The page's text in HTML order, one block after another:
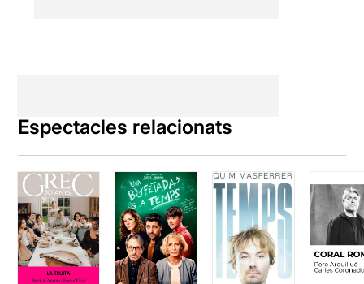
Espectacles relacionats